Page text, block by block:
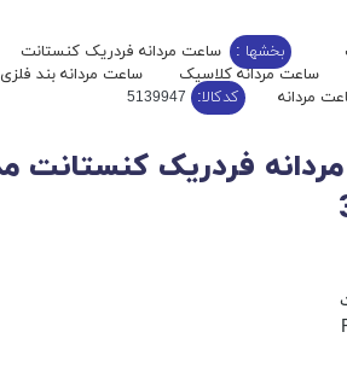
بخشها :
ساعت مردانه فردریک کنستانت
ساعت مردانه کلاسیک
ساعت مردانه بند فلزی
مردانه کدکالا: